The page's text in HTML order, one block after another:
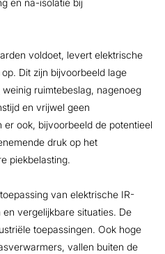
en na-isolatie bij
voldoet, levert elektrische
Dit zijn bijvoorbeeld lage
ruimtebeslag, nagenoeg
en vrijwel geen
ook, bijvoorbeeld de potentieel
druk op het
piekbelasting.
van elektrische IR-
vergelijkbare situaties. De
toepassingen. Ook hoge
vallen buiten de